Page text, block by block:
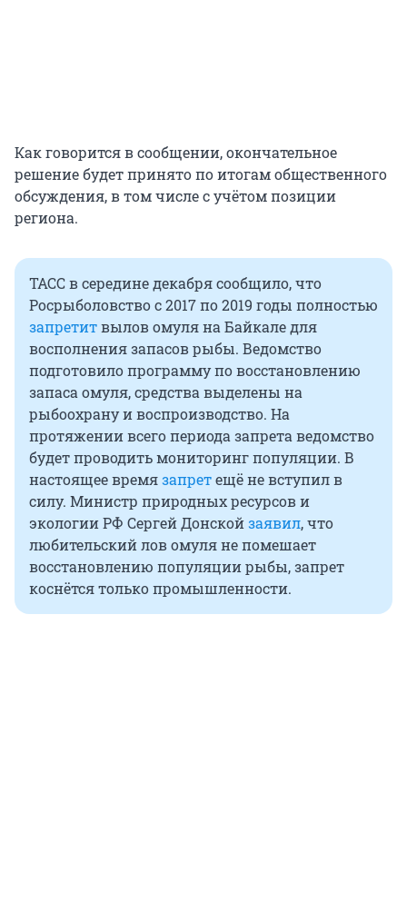
Как говорится в сообщении, окончательное
решение будет принято по итогам общественного
обсуждения, в том числе с учётом позиции
региона.
ТАСС в середине декабря сообщило, что
Росрыболовство с 2017 по 2019 годы полностью
запретитвылов омуля на Байкале для
восполнения запасов рыбы. Ведомство
подготовило программу по восстановлению
запаса омуля, средства выделены на
рыбоохрану и воспроизводство. На
протяжении всего периода запрета ведомство
будет проводить мониторинг популяции. В
настоящее времязапретещё не вступил в
силу. Министр природных ресурсов и
экологии РФ Сергей Донскойзаявил, что
любительский лов омуля не помешает
восстановлению популяции рыбы, запрет
коснётся только промышленности.